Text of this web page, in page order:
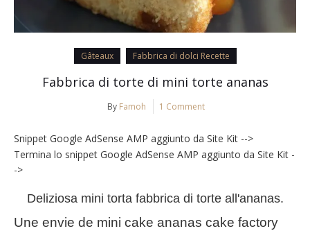
Gâteaux Fabbrica di dolci Recette
Fabbrica di torte di mini torte ananas
By Famoh 1 Comment
Snippet Google AdSense AMP aggiunto da Site Kit -->
Termina lo snippet Google AdSense AMP aggiunto da Site Kit -
->
Deliziosa mini torta fabbrica di torte all'ananas.
Une envie de mini cake ananas cake factory